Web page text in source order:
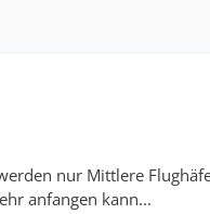
nur Mittlere
anfangen kann...